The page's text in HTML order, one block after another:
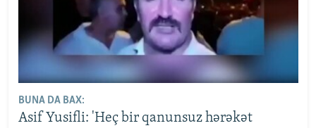
BUNA DA BAX:
Asif Yusifli: 'Heç bir qanunsuz hərəkət